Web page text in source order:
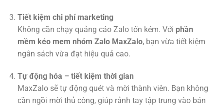
Tiết kiệm chi phí marketing
Không cần chạy quảng cáo Zalo tốn kém. Với phần
mềm kéo mem nhóm Zalo MaxZalo, bạn vừa tiết kiệm
ngân sách vừa đạt hiệu quả cao.
Tự động hóa – tiết kiệm thời gian
MaxZalo sẽ tự động quét và mời thành viên. Bạn không
cần ngồi mời thủ công, giúp rảnh tay tập trung vào bán